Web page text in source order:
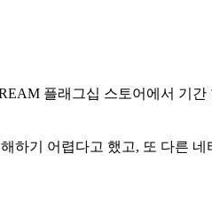
플래그십 스토어에서 기
하기 어렵다고 했고, 또 다른